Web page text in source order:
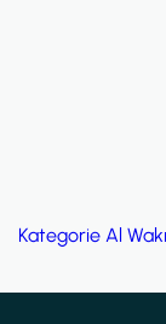
Kategorie Palm